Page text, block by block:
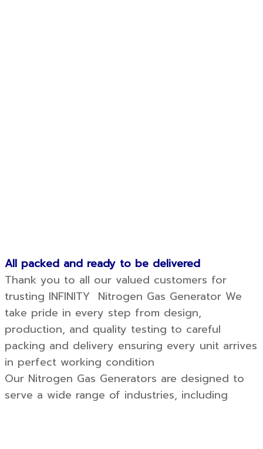
All packed and ready to be delivered
Thank you to all our valued customers for
trusting INFINITY Nitrogen Gas Generator We
take pride in every step from design,
production, and quality testing to careful
packing and delivery ensuring every unit arrives
in perfect working condition
Our Nitrogen Gas Generators are designed to
serve a wide range of industries, including